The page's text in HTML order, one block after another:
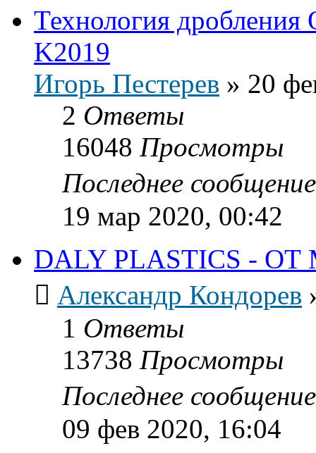
Технология дробления
K2019
Игорь Пестерев » 20
2 Ответы
16048 Просмотры
Последнее
19 мар 2020, 00:42
DALY PLASTICS -
Александр Кондорев
1 Ответы
13738 Просмотры
Последнее
09 фев 2020, 16:04